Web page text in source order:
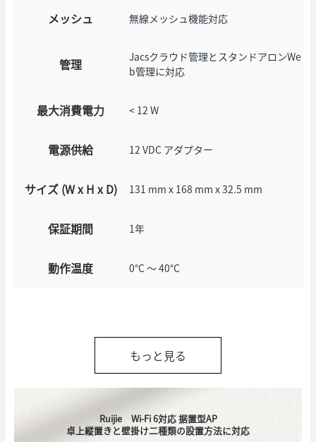
メッシュ 無線メッシュ機能対応
管理
Jacsクラウド管理とスタンドアロンWe
b管理に対応
最大消費電力 < 12 W
電源供給 12 VDC アダプター
サイズ (W x H x D) 131 mm x 168 mm x 32.5 mm
保証期間 1年
動作温度 0°C ～ 40°C
もっと見る
Ruijie Wi-Fi 6対応 据置型AP
卓上縦置きと壁掛け二種類の設置方法に対応